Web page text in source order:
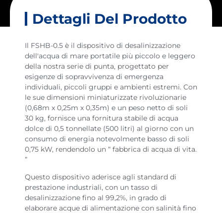
Dettagli Del Prodotto
Il FSHB-0.5 è il dispositivo di desalinizzazione
dell'acqua di mare portatile più piccolo e leggero
della nostra serie di punta, progettato per
esigenze di sopravvivenza di emergenza
individuali, piccoli gruppi e ambienti estremi. Con
le sue dimensioni miniaturizzate rivoluzionarie
(0,68m x 0,25m x 0,35m) e un peso netto di soli
30 kg, fornisce una fornitura stabile di acqua
dolce di 0,5 tonnellate (500 litri) al giorno con un
consumo di energia notevolmente basso di soli
0,75 kW, rendendolo un “ fabbrica di acqua di vita.
”
Questo dispositivo aderisce agli standard di
prestazione industriali, con un tasso di
desalinizzazione fino al 99,2%, in grado di
elaborare acque di alimentazione con salinità fino